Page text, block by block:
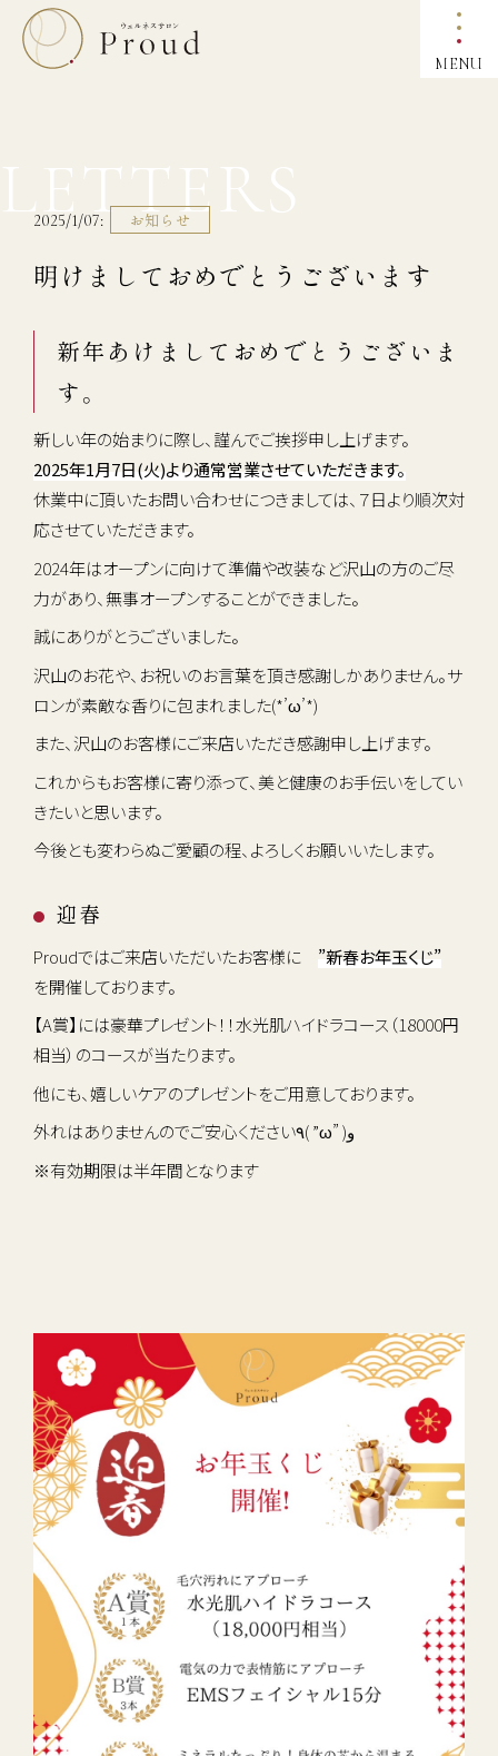
MENU
LETTERS
2025/1/07 お知らせ
明けましておめでとうございます
新年あけましておめでとうございま
す。
新しい年の始まりに際し、謹んでご挨拶申し上げます。
2025年1月7日(火)より通常営業させていただきます。
休業中に頂いたお問い合わせにつきましては、７日より順次対
応させていただきます。
2024年はオープンに向けて準備や改装など沢山の方のご尽
力があり、無事オープンすることができました。
誠にありがとうございました。
沢山のお花や、お祝いのお言葉を頂き感謝しかありません。サ
ロンが素敵な香りに包まれました(*’ω’*)
また、沢山のお客様にご来店いただき感謝申し上げます。
これからもお客様に寄り添って、美と健康のお手伝いをしてい
きたいと思います。
今後とも変わらぬご愛顧の程、よろしくお願いいたします。
迎春
Proudではご来店いただいたお客様に ”新春お年玉くじ”
を開催しております。
【A賞】には豪華プレゼント！！水光肌ハイドラコース（18000円
相当）のコースが当たります。
他にも、嬉しいケアのプレゼントをご用意しております。
外れはありませんのでご安心ください٩( ”ω” )و
※有効期限は半年間となります